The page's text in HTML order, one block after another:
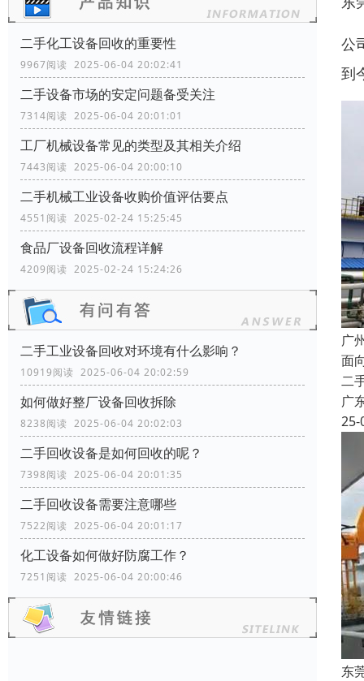
二手化工设备回收的重要性
9967阅读 2025-06-04 20:02:41
二手设备市场的安定问题备受关注
7314阅读 2025-06-04 20:01:01
工厂机械设备常见的类型及其相关介绍
7443阅读 2025-06-04 20:00:10
二手机械工业设备收购价值评估要点
4551阅读 2025-02-24 15:25:45
食品厂设备回收流程详解
4209阅读 2025-02-24 15:24:26
二手工业设备回收对环境有什么影响？
10919阅读 2025-06-04 20:02:59
如何做好整厂设备回收拆除
8238阅读 2025-06-04 20:02:03
二手回收设备是如何回收的呢？
7398阅读 2025-06-04 20:01:35
二手回收设备需要注意哪些
7522阅读 2025-06-04 20:01:17
化工设备如何做好防腐工作？
7251阅读 2025-06-04 20:00:46
公
到
广
面
二
广
25-
东